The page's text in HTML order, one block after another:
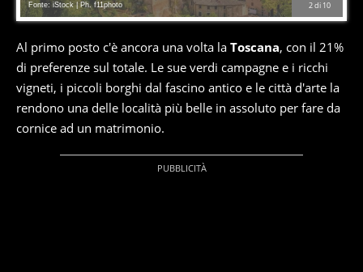
2di 10
Fonte: iStock | Ph. f11photo
Al primo posto c'è ancora una volta la Toscana, con il 21%
di preferenze sul totale. Le sue verdi campagne e i ricchi
vigneti, i piccoli borghi dal fascino antico e le città d'arte la
rendono una delle località più belle in assoluto per fare da
cornice ad un matrimonio.